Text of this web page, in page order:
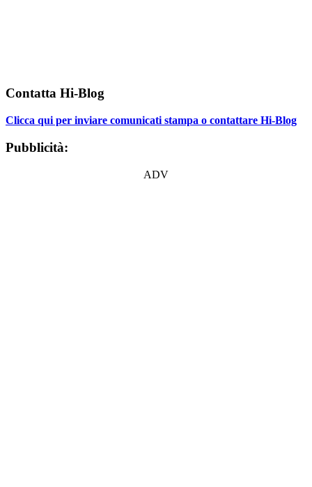
Contatta Hi-Blog
Clicca qui per inviare comunicati stampa o contattare Hi-Blog
Pubblicità:
ADV